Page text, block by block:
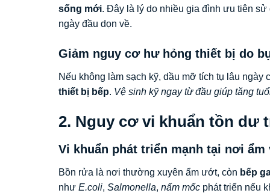
sống mới. Đây là lý do nhiều gia đình ưu tiên
ngày đầu dọn về.
Giảm nguy cơ hư hỏng thiết bị do
Nếu không làm sạch kỹ, dầu mỡ tích tụ lâu ngày
thiết bị bếp. Vệ sinh kỹ ngay từ đầu giúp tăng
2. Nguy cơ vi khuẩn tồn dư
Vi khuẩn phát triển mạnh tại nơi ẩm
Bồn rửa là nơi thường xuyên ẩm ướt, còn bếp
như E.coli, Salmonella, nấm mốc phát triển nếu